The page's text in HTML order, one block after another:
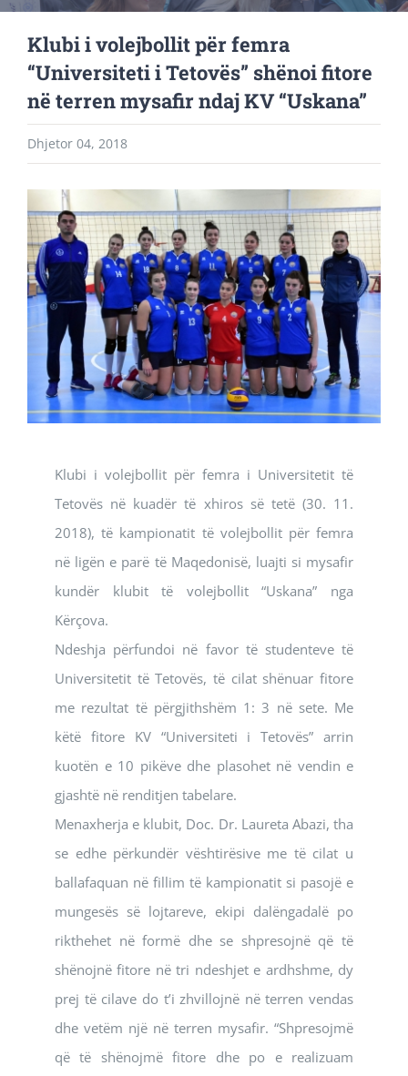
Klubi i volejbollit për femra
“Universiteti i Tetovës” shënoi fitore
në terren mysafir ndaj KV “Uskana”
Dhjetor 04, 2018
Larger
Image
Klubi i volejbollit për femra i Universitetit të
Tetovës në kuadër të xhiros së tetë (30. 11.
2018), të kampionatit të volejbollit për femra
në ligën e parë të Maqedonisë, luajti si mysafir
kundër klubit të volejbollit “Uskana” nga
Kërçova.
Ndeshja përfundoi në favor të studenteve të
Universitetit të Tetovës, të cilat shënuar fitore
me rezultat të përgjithshëm 1: 3 në sete. Me
këtë fitore KV “Universiteti i Tetovës” arrin
kuotën e 10 pikëve dhe plasohet në vendin e
gjashtë në renditjen tabelare.
Menaxherja e klubit, Doc. Dr. Laureta Abazi, tha
se edhe përkundër vështirësive me të cilat u
ballafaquan në fillim të kampionatit si pasojë e
mungesës së lojtareve, ekipi dalëngadalë po
rikthehet në formë dhe se shpresojnë që të
shënojnë fitore në tri ndeshjet e ardhshme, dy
prej të cilave do t’i zhvillojnë në terren vendas
dhe vetëm një në terren mysafir. “Shpresojmë
që të shënojmë fitore dhe po e realizuam